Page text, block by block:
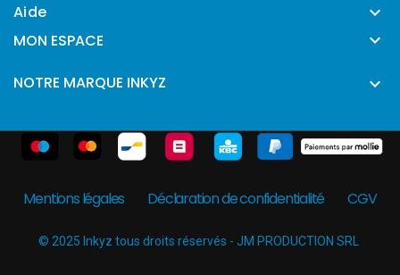
Aide 
MON ESPACE 
NOTRE MARQUE INKYZ 
Mentions légales Déclaration de confidentialité CGV
© 2025 Inkyz tous droits réservés - JM PRODUCTION SRL